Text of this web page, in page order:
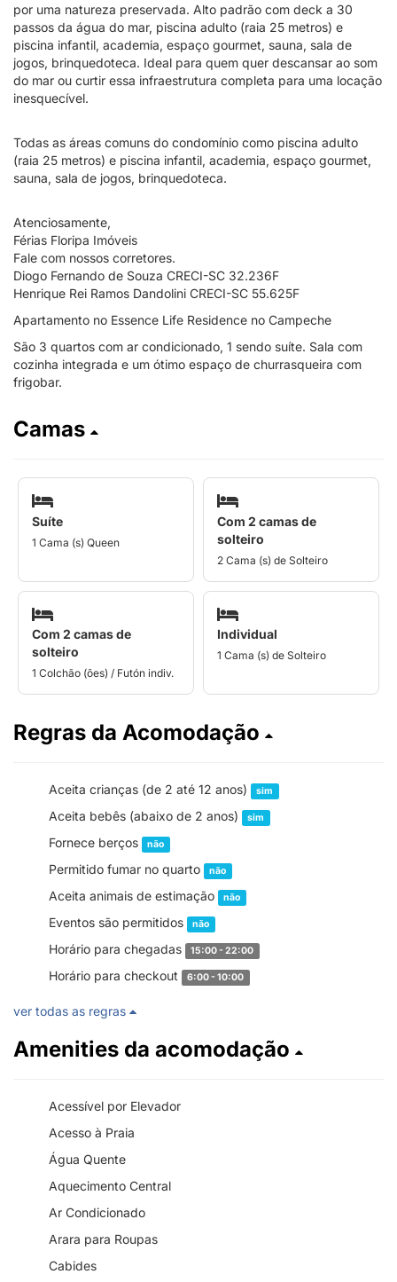
por uma natureza preservada. Alto padrão com deck a 30
passos da água do mar, piscina adulto (raia 25 metros) e
piscina infantil, academia, espaço gourmet, sauna, sala de
jogos, brinquedoteca. Ideal para quem quer descansar ao som
do mar ou curtir essa infraestrutura completa para uma locação
inesquecível.
Todas as áreas comuns do condomínio como piscina adulto
(raia 25 metros) e piscina infantil, academia, espaço gourmet,
sauna, sala de jogos, brinquedoteca.
Atenciosamente,
Férias Floripa Imóveis
Fale com nossos corretores.
Diogo Fernando de Souza CRECI-SC 32.236F
Henrique Rei Ramos Dandolini CRECI-SC 55.625F
Apartamento no Essence Life Residence no Campeche
São 3 quartos com ar condicionado, 1 sendo suíte. Sala com
cozinha integrada e um ótimo espaço de churrasqueira com
frigobar.
Camas
Suíte
1 Cama (s) Queen
Com 2 camas de
solteiro
2 Cama (s) de Solteiro
Com 2 camas de
solteiro
1 Colchão (ões) / Futón indiv.
Individual
1 Cama (s) de Solteiro
Regras da Acomodação
Aceita crianças (de 2 até 12 anos) sim
Aceita bebês (abaixo de 2 anos) sim
Fornece berços não
Permitido fumar no quarto não
Aceita animais de estimação não
Eventos são permitidos não
Horário para chegadas 15:00 - 22:00
Horário para checkout 6:00 - 10:00
ver todas as regras
Amenities da acomodação
Acessível por Elevador
Acesso à Praia
Água Quente
Aquecimento Central
Ar Condicionado
Arara para Roupas
Cabides